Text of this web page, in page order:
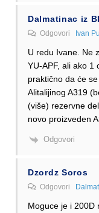
Dalmatinac iz
Odgovori Ivan
U redu Ivane. Ne
YU-APF, ali ako 1
praktično da će
Alitalijinog A319
(više) rezervne
novo proizveden
Odgovori
Dzordz Soros
Odgovori
Moguce je i 200D